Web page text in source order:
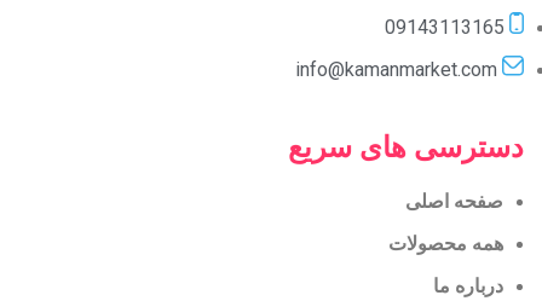
09143113165
info@kamanmarket.com
دسترسی های سریع
صفحه اصلی
همه محصولات
درباره ما